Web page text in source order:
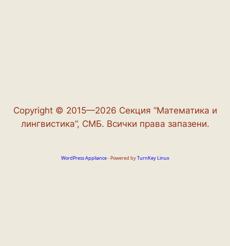
Copyright © 2015—2026 Секция “Математика и
лингвистика”, СМБ. Всички права запазени.
WordPress Appliance- Powered byTurnKey Linux